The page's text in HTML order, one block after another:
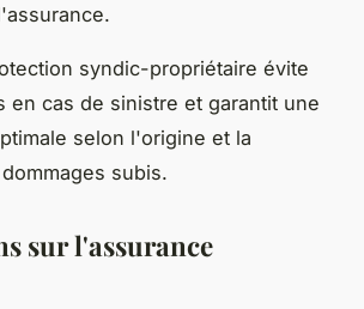
syndic-propriétaire évite
en cas de sinistre et garantit une
selon l'origine et la
subis.
sur l'assurance